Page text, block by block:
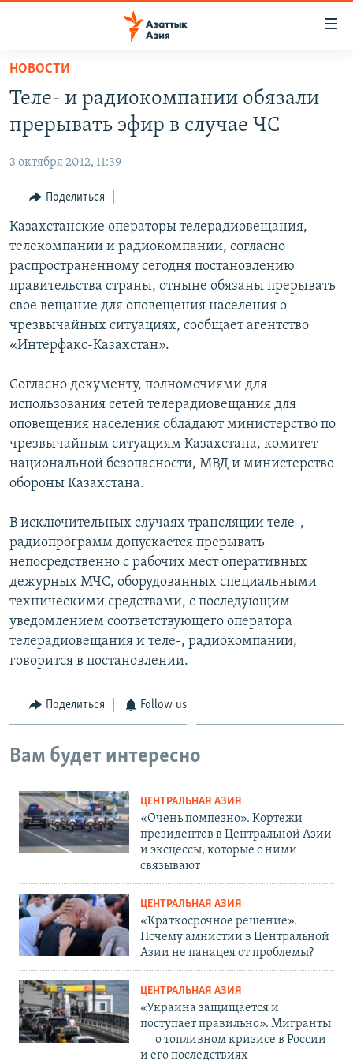
Вернуться
основному
содержанию
Вернутся
навигации
Вернутся
поиску
УЗБЕКИСТАН
ТАДЖИКИСТАН
ВОЙНА В УКРАИНЕ
НА ДРУГИХ ЯЗЫКАХ
ҚАЗАҚША
КЫРГЫЗЧА
ТОҶИКӢ
TÜRKMENÇE
Все сайты РСЕ/РС
НОВОСТИ
Теле- и радиокомпании обязали
прерывать эфир в случае ЧС
3 октября 2012, 11:39
Поделиться
Казахстанские операторы телерадиовещания,
телекомпании и радиокомпании, согласно
распространенному сегодня постановлению
правительства страны, отныне обязаны прерывать
свое вещание для оповещения населения о
чрезвычайных ситуациях, сообщает агентство
«Интерфакс-Казахстан».
Согласно документу, полномочиями для
использования сетей телерадиовещания для
оповещения населения обладают министерство по
чрезвычайным ситуациям Казахстана, комитет
национальной безопасности, МВД и министерство
обороны Казахстана.
В исключительных случаях трансляции теле-,
радиопрограмм допускается прерывать
непосредственно с рабочих мест оперативных
дежурных МЧС, оборудованных специальными
техническими средствами, с последующим
уведомлением соответствующего оператора
телерадиовещания и теле-, радиокомпании,
говорится в постановлении.
Поделиться Follow us
Вам будет интересно
ЦЕНТРАЛЬНАЯ АЗИЯ
«Очень помпезно». Кортежи
президентов в Центральной Азии
и эксцессы, которые с ними
связывают
ЦЕНТРАЛЬНАЯ АЗИЯ
«Краткосрочное решение».
Почему амнистии в Центральной
Азии не панацея от проблемы?
ЦЕНТРАЛЬНАЯ АЗИЯ
«Украина защищается и
поступает правильно». Мигранты
— о топливном кризисе в России
и его последствиях